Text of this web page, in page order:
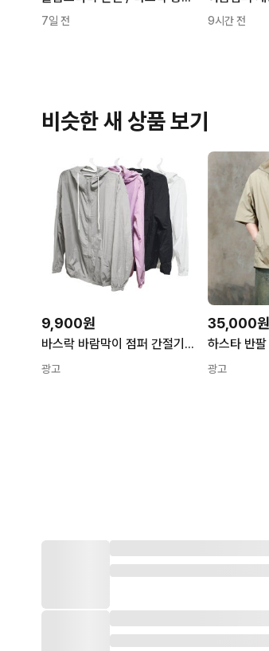
7일 전 9시간 전
비슷한 새 상품 보기
9,900원
바스락 바람막이 점퍼 간절기 아우터 시스루 얇은 가벼운 초경량 여름 긴팔
광고
35,000원
광고